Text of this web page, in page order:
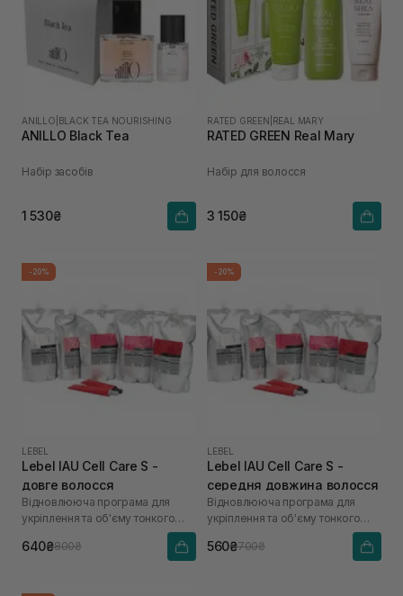
ANILLO BLACK TEA NOURISHING
ANILLO Black Tea
Набір засобів
1 530₴
RATED GREEN REAL MARY
RATED GREEN Real Mary
Набір для волосся
3 150₴
-20%
LEBEL
Lebel IAU Cell Care S -
довге волосся
Відновлююча програма для
укріплення та об'єму тонкого
волосся «Щастя для волосся»
640₴800₴
-20%
LEBEL
Lebel IAU Cell Care S -
середня довжина волосся
Відновлююча програма для
укріплення та об'єму тонкого
волосся «Щастя для волосся»
560₴700₴